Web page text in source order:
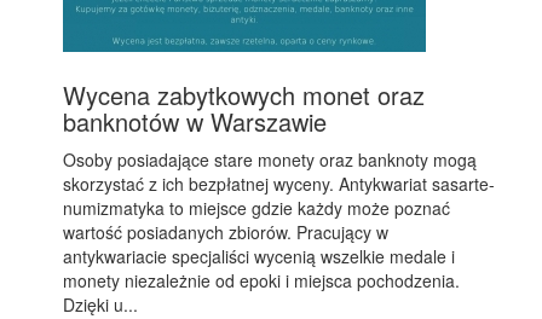
Wycena zabytkowych monet oraz
banknotów w Warszawie
Osoby posiadające stare monety oraz banknoty mogą
skorzystać z ich bezpłatnej wyceny. Antykwariat sasarte-
numizmatyka to miejsce gdzie każdy może poznać
wartość posiadanych zbiorów. Pracujący w
antykwariacie specjaliści wycenią wszelkie medale i
monety niezależnie od epoki i miejsca pochodzenia.
Dzięki u...